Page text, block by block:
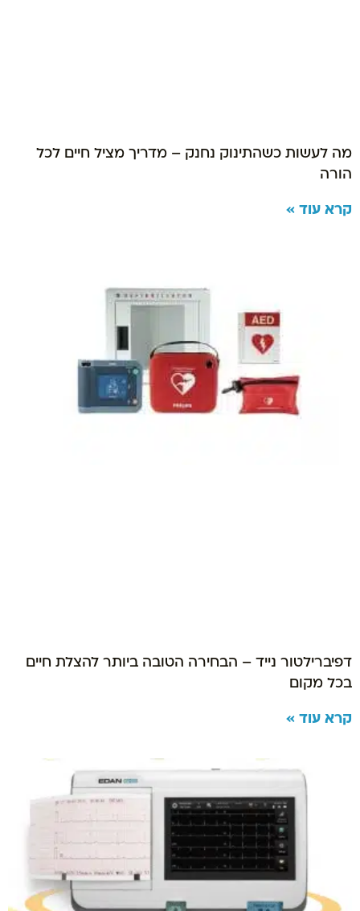
מה לעשות כשהתינוק נחנק – מדריך מציל חיים לכל
הורה
קרא עוד »
דפיברילטור נייד – הבחירה הטובה ביותר להצלת חיים
בכל מקום
קרא עוד »